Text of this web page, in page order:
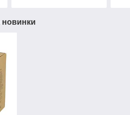
новинки